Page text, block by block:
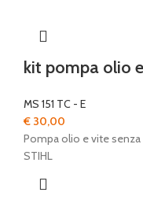
kit pompa olio
MS 151 TC - E
€ 30,00
Pompa olio e vite senza
STIHL